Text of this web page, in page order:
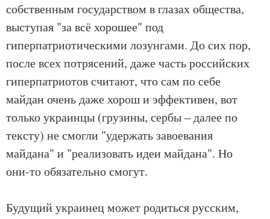
собственным государством в глазах общества,
выступая "за всё хорошее" под
гиперпатриотическими лозунгами. До сих пор,
после всех потрясений, даже часть российских
гиперпатриотов считают, что сам по себе
майдан очень даже хорош и эффективен, вот
только украинцы (грузины, сербы – далее по
тексту) не смогли "удержать завоевания
майдана" и "реализовать идеи майдана". Но
они-то обязательно смогут.
Будущий украинец может родиться русским,